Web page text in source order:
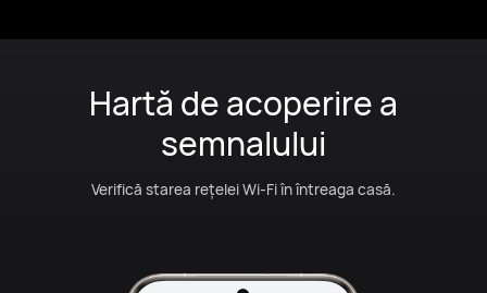
Diagnoză inteligentă
Obține sfaturi personalizate pentru a-ți
vârf.